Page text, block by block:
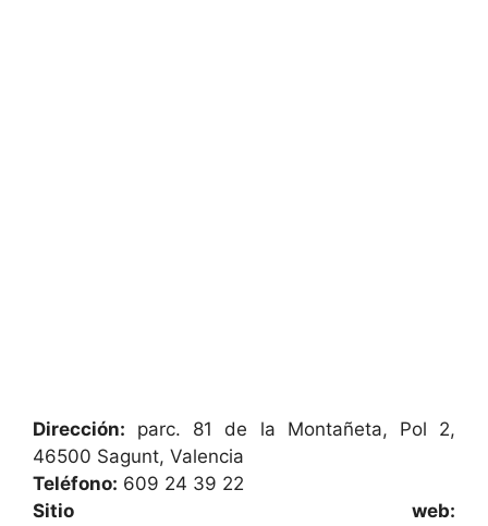
Dirección: parc. 81 de la Montañeta, Pol 2,
46500 Sagunt, Valencia
Teléfono: 609 24 39 22
Sitio web: